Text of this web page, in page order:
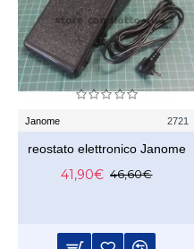
Janome 2721
reostato elettronico Janome
41,90€ 46,60€